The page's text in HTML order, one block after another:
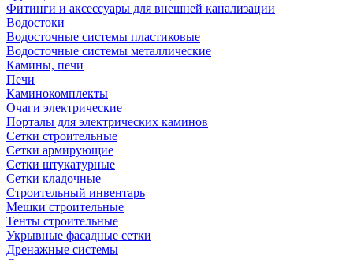
Фитинги и аксессуары для внешней канализации
Водостоки
Водосточные системы пластиковые
Водосточные системы металлические
Камины, печи
Печи
Каминокомплекты
Очаги электрические
Порталы для электрических каминов
Сетки строительные
Сетки армирующие
Сетки штукатурные
Сетки кладочные
Строительный инвентарь
Мешки строительные
Тенты строительные
Укрывные фасадные сетки
Дренажные системы